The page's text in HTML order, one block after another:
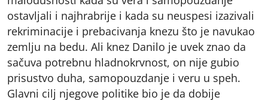
ostavljali i najhrabrije i kada su neuspesi izazivali
rekriminacije i prebacivanja knezu što je navukao
zemlju na bedu. Ali knez Danilo je uvek znao da
sačuva potrebnu hladnokrvnost, on nije gubio
prisustvo duha, samopouzdanje i veru u speh.
Glavni cilj njegove politike bio je da dobije